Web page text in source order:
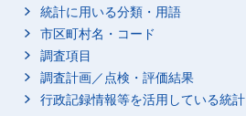
統計に用いる分類・用語
市区町村名・コード
調査項目
調査計画／点検・評価結果
行政記録情報等を活用している統計